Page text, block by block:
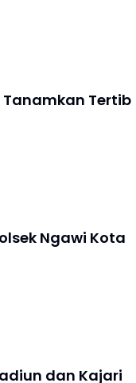
Tanamkan Tertib
Ngawi Kota
dan Kajari